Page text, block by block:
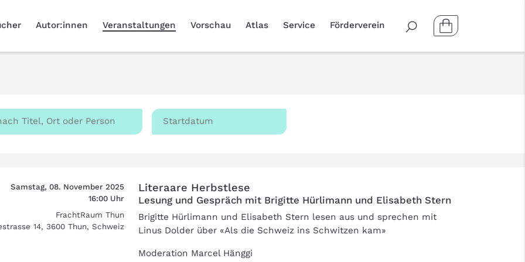
Autor:innen Veranstaltungen Vorschau Atlas Service Förderverein
Samstag, 08. November 2025
16:00 Uhr
FrachtRaum Thun
14, 3600 Thun, Schweiz
Literaare Herbstlese
Lesung und Gespräch mit Brigitte Hürlimann und Elisabeth Stern
Brigitte Hürlimann und Elisabeth Stern lesen aus und sprechen mit
Linus Dolder über «Als die Schweiz ins Schwitzen kam»
Moderation Marcel Hänggi